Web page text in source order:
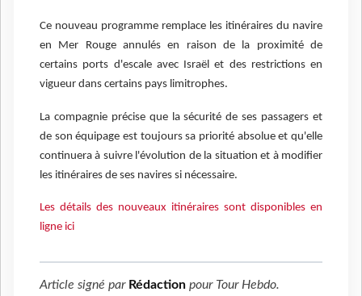
Ce nouveau programme remplace les itinéraires du navire
en Mer Rouge annulés en raison de la proximité de
certains ports d'escale avec Israël et des restrictions en
vigueur dans certains pays limitrophes.
La compagnie précise que la sécurité de ses passagers et
de son équipage est toujours sa priorité absolue et qu'elle
continuera à suivre l'évolution de la situation et à modifier
les itinéraires de ses navires si nécessaire.
Les détails des nouveaux itinéraires sont disponibles en
ligne ici
Article signé par Rédaction pour Tour Hebdo.